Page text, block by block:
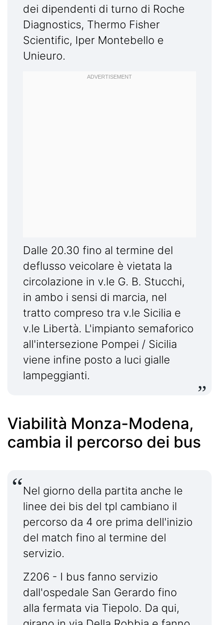
dei dipendenti di turno di Roche
Diagnostics, Thermo Fisher
Scientific, Iper Montebello e
Unieuro.
Dalle 20.30 fino al termine del
deflusso veicolare è vietata la
circolazione in v.le G. B. Stucchi,
in ambo i sensi di marcia, nel
tratto compreso tra v.le Sicilia e
v.le Libertà. L'impianto semaforico
all'intersezione Pompei / Sicilia
viene infine posto a luci gialle
lampeggianti.
Viabilità Monza-Modena,
cambia il percorso dei bus
Nel giorno della partita anche le
linee dei bis del tpl cambiano il
percorso da 4 ore prima dell'inizio
del match fino al termine del
servizio.
Z206 - I bus fanno servizio
dall'ospedale San Gerardo fino
alla fermata via Tiepolo. Da qui,